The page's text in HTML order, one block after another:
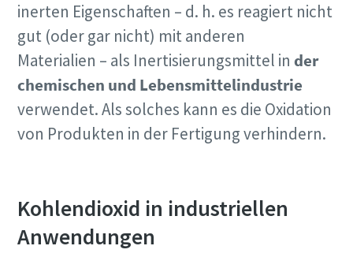
Jetzt per Email anfordern
inerten Eigenschaften – d. h. es reagiert nicht
gut (oder gar nicht) mit anderen
Materialien – als Inertisierungsmittel in der
chemischen und Lebensmittelindustrie
verwendet. Als solches kann es die Oxidation
von Produkten in der Fertigung verhindern.
Kohlendioxid in industriellen
Anwendungen